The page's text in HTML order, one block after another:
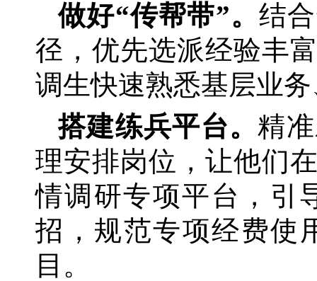
做好“传帮带”。结
径，优先选派经验丰
调生快速熟悉基层业
搭建练兵平台。精
理安排岗位，让他们
情调研专项平台，引
招，规范专项经费使
目。